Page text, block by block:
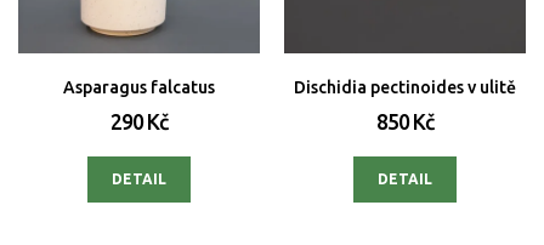
Asparagus falcatus
290 Kč
DETAIL
Dischidia pectinoides v ulitě
850 Kč
DETAIL